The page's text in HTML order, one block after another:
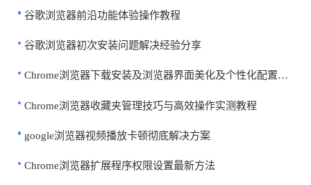
谷歌浏览器前沿功能体验操作教程
谷歌浏览器初次安装问题解决经验分享
Chrome浏览器下载安装及浏览器界面美化及个性化配置教程
Chrome浏览器收藏夹管理技巧与高效操作实测教程
google浏览器视频播放卡顿彻底解决方案
Chrome浏览器扩展程序权限设置最新方法